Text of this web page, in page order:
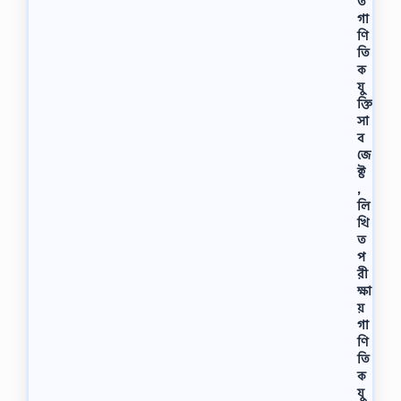
গা
ণি
তি
ক
যু
ক্তি
সা
ব
জে
ক্ট
,
লি
খি
ত
প
রী
ক্ষা
য়
গা
ণি
তি
ক
যু